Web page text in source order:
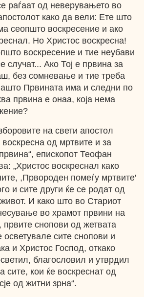
раѓаат од неверувањето во
како да вели: Ете што
сеопшто воскресение и ако
Ho Христос воскресна!
воскресение и тие неубави
случат... Ако Тој е првина за
без сомневање и тие треба
Првината има и следни по
првина е онаа, која нема
на свети апостол
од мртвите и за
епископот Теофан
„Христос воскреснал како
,Првороден помеѓу мртвите'
и сите други ќе се родат од
И како што во Стариот
во храмот првини на
снопови од жетвата
осветувале сите снопови и
и Христос Господ, откако
благословил и утврдил
сите, кои ќе воскреснат од
од житни зрна“.